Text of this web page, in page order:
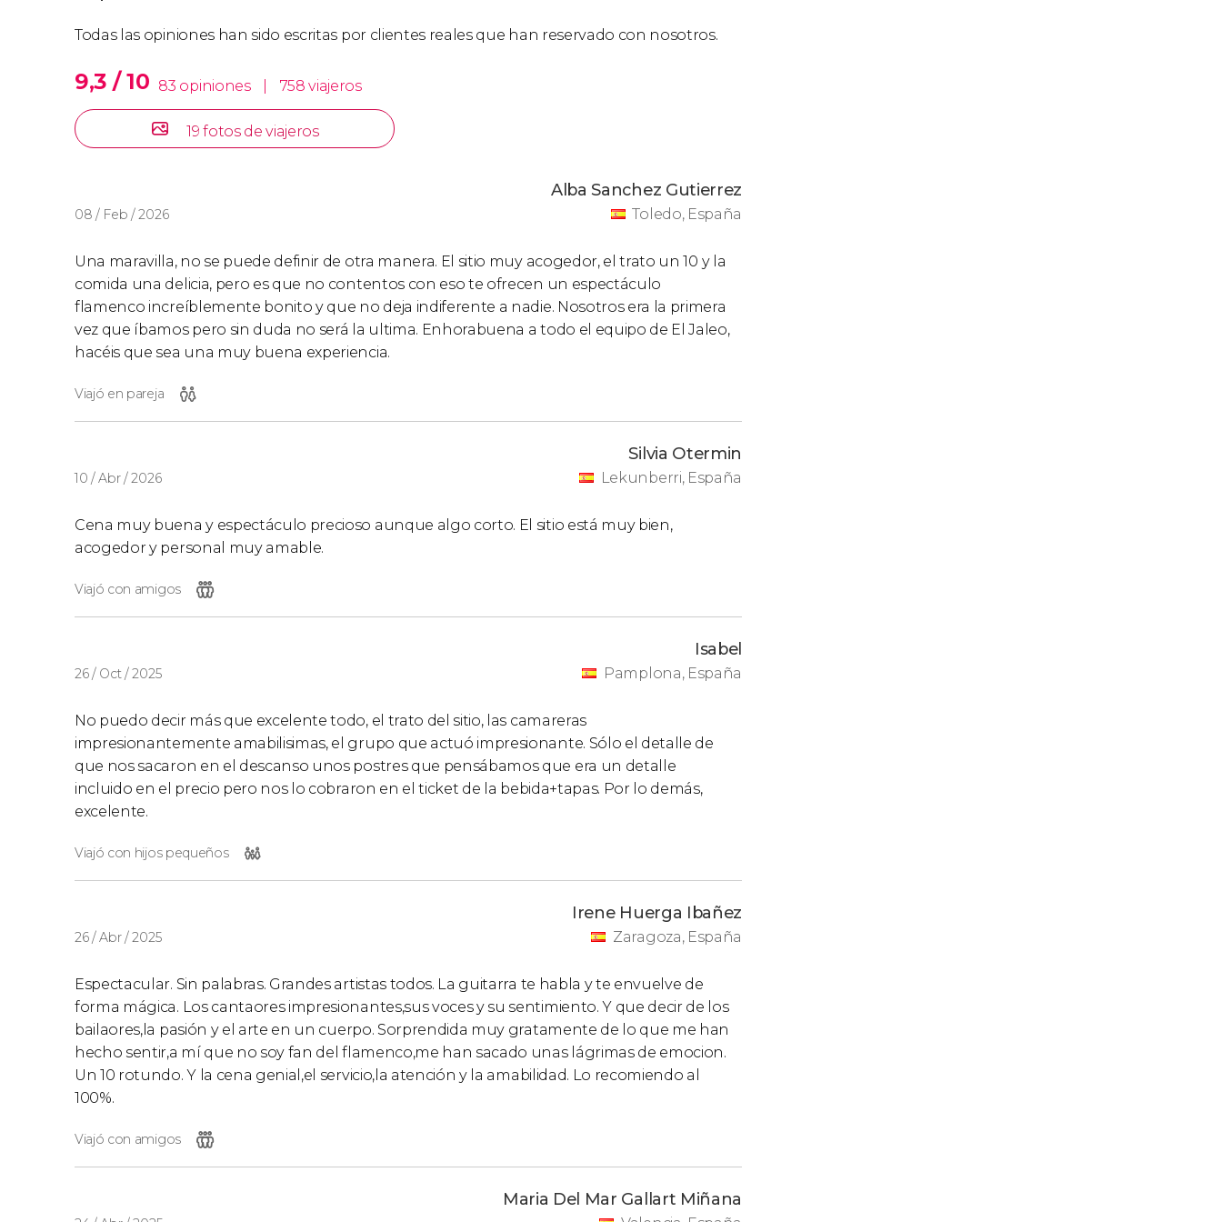
Todas las opiniones han sido escritas por clientes reales que han reservado con nosotros.
9,3 / 10 83 opiniones 758 viajeros
19 fotos de viajeros
08 / Feb / 2026
Alba Sanchez Gutierrez
Toledo, España
Una maravilla, no se puede definir de otra manera. El sitio muy acogedor, el trato un 10 y la
comida una delicia, pero es que no contentos con eso te ofrecen un espectáculo
flamenco increíblemente bonito y que no deja indiferente a nadie. Nosotros era la primera
vez que íbamos pero sin duda no será la ultima. Enhorabuena a todo el equipo de El Jaleo,
hacéis que sea una muy buena experiencia.
Viajó en pareja
10 / Abr / 2026
Silvia Otermin
Lekunberri, España
Cena muy buena y espectáculo precioso aunque algo corto. El sitio está muy bien,
acogedor y personal muy amable.
Viajó con amigos
26 / Oct / 2025
Isabel
Pamplona, España
No puedo decir más que excelente todo, el trato del sitio, las camareras
impresionantemente amabilisimas, el grupo que actuó impresionante. Sólo el detalle de
que nos sacaron en el descanso unos postres que pensábamos que era un detalle
incluido en el precio pero nos lo cobraron en el ticket de la bebida+tapas. Por lo demás,
excelente.
Viajó con hijos pequeños
26 / Abr / 2025
Irene Huerga Ibañez
Zaragoza, España
Espectacular. Sin palabras. Grandes artistas todos. La guitarra te habla y te envuelve de
forma mágica. Los cantaores impresionantes,sus voces y su sentimiento. Y que decir de los
bailaores,la pasión y el arte en un cuerpo. Sorprendida muy gratamente de lo que me han
hecho sentir,a mí que no soy fan del flamenco,me han sacado unas lágrimas de emocion.
Un 10 rotundo. Y la cena genial,el servicio,la atención y la amabilidad. Lo recomiendo al
100%.
Viajó con amigos
Maria Del Mar Gallart Miñana